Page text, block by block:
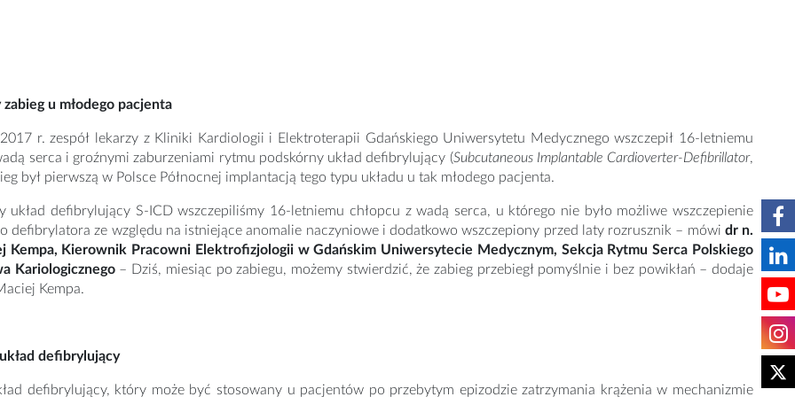
u młodego pacjenta
r. zespół lekarzy z Kliniki Kardiologii i Elektroterapii Gdańskiego Uniwersytetu Medycznego wszczepił 16-letniemu
serca i groźnymi zaburzeniami rytmu podskórny układ defibrylujący (Subcutaneous Implantable Cardioverter-Defibrillator,
był pierwszą w Polsce Północnej implantacją tego typu układu u tak młodego pacjenta.
układ defibrylujący S-ICD wszczepiliśmy 16-letniemu chłopcu z wadą serca, u którego nie było możliwe wszczepienie
defibrylatora ze względu na istniejące anomalie naczyniowe i dodatkowo wszczepiony przed laty rozrusznik – mówi dr n.
Kempa, Kierownik Pracowni Elektrofizjologii w Gdańskim Uniwersytecie Medycznym, Sekcja Rytmu Serca Polskiego
Kariologicznego – Dziś, miesiąc po zabiegu, możemy stwierdzić, że zabieg przebiegł pomyślnie i bez powikłań – dodaje
Kempa.
defibrylujący
defibrylujący, który może być stosowany u pacjentów po przebytym epizodzie zatrzymania krążenia w mechanizmie